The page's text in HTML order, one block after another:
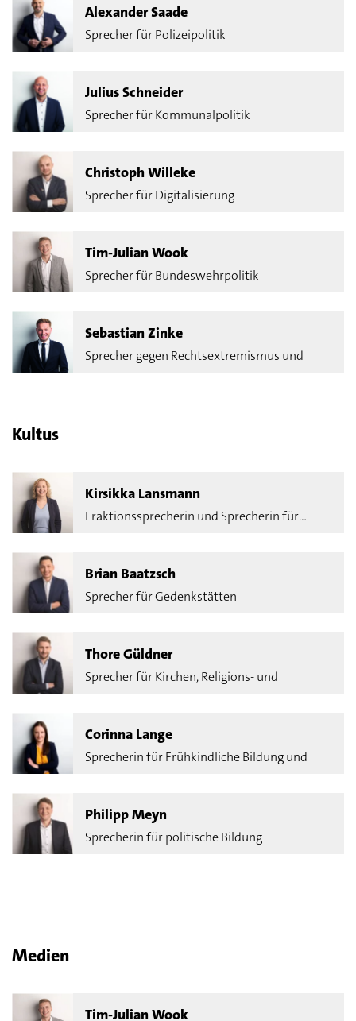
Alexander Saade
Sprecher für Polizeipolitik
Julius Schneider
Sprecher für Kommunalpolitik
Christoph Willeke
Sprecher für Digitalisierung
Tim-Julian Wook
Sprecher für Bundeswehrpolitik
Sebastian Zinke
Sprecher gegen Rechtsextremismus und
Kultus
Kirsikka Lansmann
Fraktionssprecherin und Sprecherin für
Brian Baatzsch
Sprecher für Gedenkstätten
Thore Güldner
Sprecher für Kirchen, Religions- und
Corinna Lange
Sprecherin für Frühkindliche Bildung und
Philipp Meyn
Sprecherin für politische Bildung
Medien
Tim-Julian Wook